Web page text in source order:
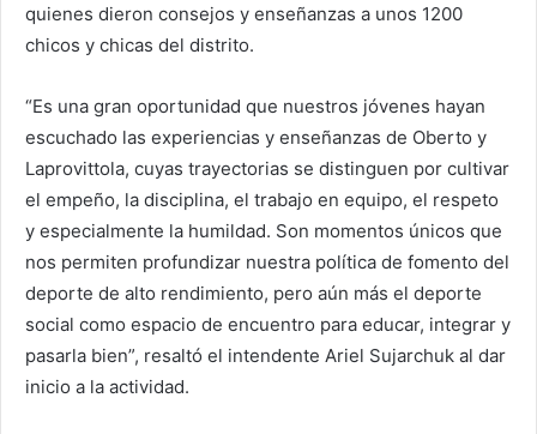
quienes dieron consejos y enseñanzas a unos 1200
chicos y chicas del distrito.
“Es una gran oportunidad que nuestros jóvenes hayan
escuchado las experiencias y enseñanzas de Oberto y
Laprovittola, cuyas trayectorias se distinguen por cultivar
el empeño, la disciplina, el trabajo en equipo, el respeto
y especialmente la humildad. Son momentos únicos que
nos permiten profundizar nuestra política de fomento del
deporte de alto rendimiento, pero aún más el deporte
social como espacio de encuentro para educar, integrar y
pasarla bien”, resaltó el intendente Ariel Sujarchuk al dar
inicio a la actividad.